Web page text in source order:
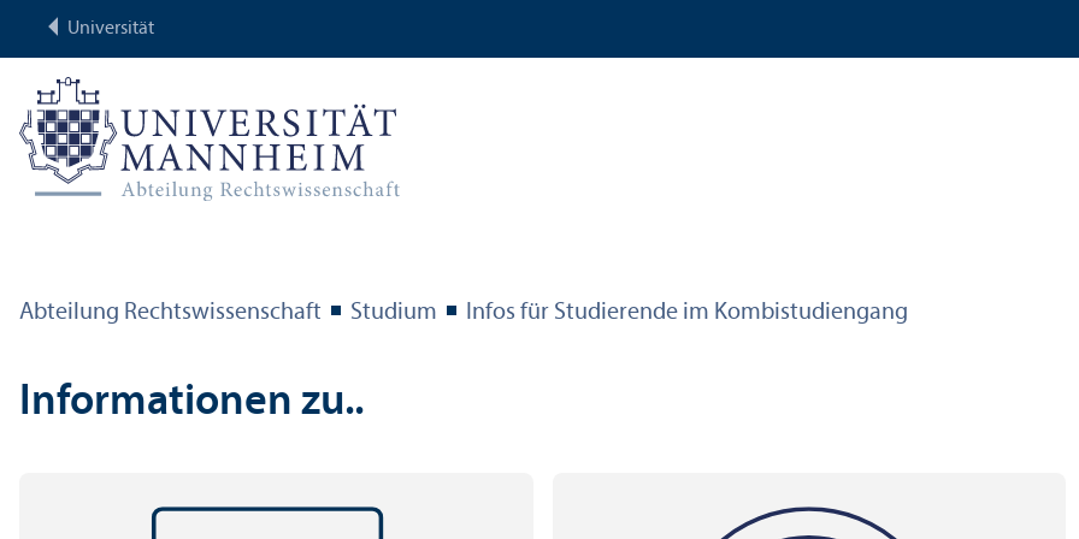
Universität
Abteilung Rechts­wissenschaft Studium Infos für Studierende im Kombi­studien­gang
Informationen zu..